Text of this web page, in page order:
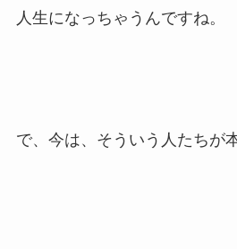
人生になっちゃうんですね。
で、今は、そういう人たちが